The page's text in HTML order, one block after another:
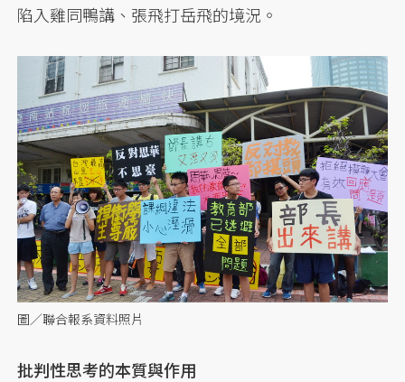
陷入雞同鴨講、張飛打岳飛的境況。
圖／聯合報系資料照片
批判性思考的本質與作用